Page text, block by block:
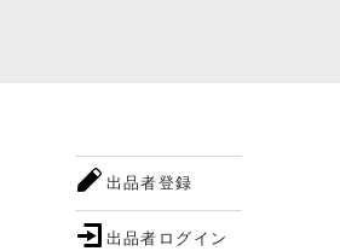
出品者登録
出品者ログイン